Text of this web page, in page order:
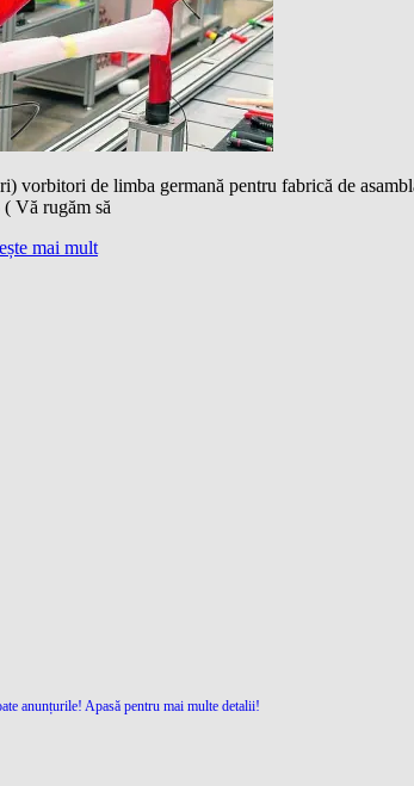
vorbitori de limba germană pentru fabrică de
Vă rugăm să
mai mult
anunțurile! Apasă pentru mai multe detalii!